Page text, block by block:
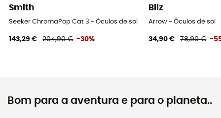
Smith
Seeker ChromaPop Cat 3 - Óculos de sol
143,29 € 204,90 € -30%
Bliz
Arrow - Óculos de sol
34,90 € 78,90 € -
Bom para a aventura e para o planeta..